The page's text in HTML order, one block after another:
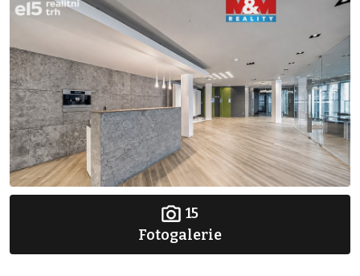
15
Fotogalerie